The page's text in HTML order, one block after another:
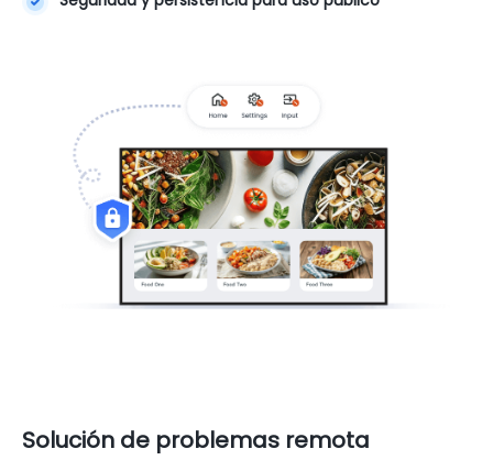
Solución de problemas remota